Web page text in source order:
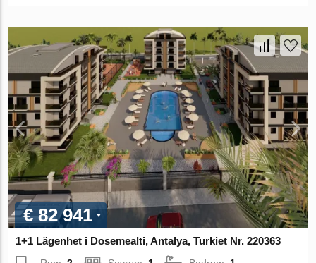
€ 82 941
1+1 Lägenhet i Dosemealti, Antalya, Turkiet Nr. 220363